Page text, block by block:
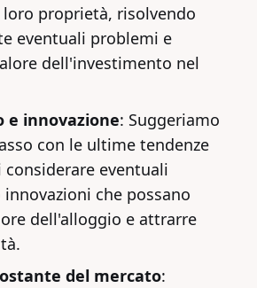
proprietà, risolvendo
eventuali problemi e
dell'investimento nel
e innovazione: Suggeriamo
con le ultime tendenze
eventuali
che possano
dell'alloggio e attrarre
del mercato: